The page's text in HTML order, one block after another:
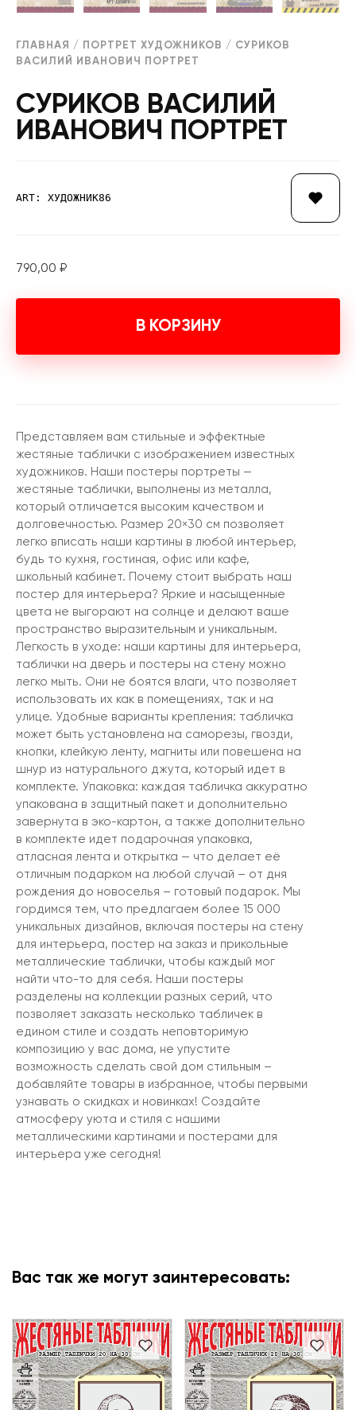
ГЛАВНАЯ / ПОРТРЕТ ХУДОЖНИКОВ / СУРИКОВ
ВАСИЛИЙ ИВАНОВИЧ ПОРТРЕТ
СУРИКОВ ВАСИЛИЙ
ИВАНОВИЧ ПОРТРЕТ
ART: ХУДОЖНИК86
790,00 ₽
В КОРЗИНУ
Представляем вам стильные и эффектные
жестяные таблички с изображением известных
художников. Наши постеры портреты —
жестяные таблички, выполнены из металла,
который отличается высоким качеством и
долговечностью. Размер 20×30 см позволяет
легко вписать наши картины в любой интерьер,
будь то кухня, гостиная, офис или кафе,
школьный кабинет. Почему стоит выбрать наш
постер для интерьера? Яркие и насыщенные
цвета не выгорают на солнце и делают ваше
пространство выразительным и уникальным.
Легкость в уходе: наши картины для интерьера,
таблички на дверь и постеры на стену можно
легко мыть. Они не боятся влаги, что позволяет
использовать их как в помещениях, так и на
улице. Удобные варианты крепления: табличка
может быть установлена на саморезы, гвозди,
кнопки, клейкую ленту, магниты или повешена на
шнур из натурального джута, который идет в
комплекте. Упаковка: каждая табличка аккуратно
упакована в защитный пакет и дополнительно
завернута в эко-картон, а также дополнительно
в комплекте идет подарочная упаковка,
атласная лента и открытка — что делает её
отличным подарком на любой случай – от дня
рождения до новоселья – готовый подарок. Мы
гордимся тем, что предлагаем более 15 000
уникальных дизайнов, включая постеры на стену
для интерьера, постер на заказ и прикольные
металлические таблички, чтобы каждый мог
найти что-то для себя. Наши постеры
разделены на коллекции разных серий, что
позволяет заказать несколько табличек в
едином стиле и создать неповторимую
композицию у вас дома, не упустите
возможность сделать свой дом стильным –
добавляйте товары в избранное, чтобы первыми
узнавать о скидках и новинках! Создайте
атмосферу уюта и стиля с нашими
металлическими картинами и постерами для
интерьера уже сегодня!
Вас так же могут заинтересовать: